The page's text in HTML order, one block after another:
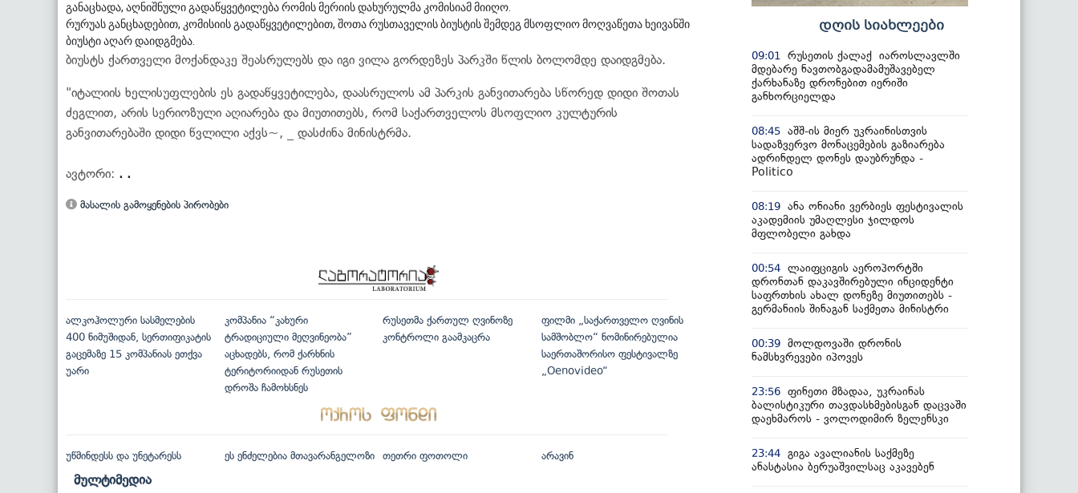
განაცხადა, აღნიშნული გადაწყვეტილება რომის მერიის დახურულმა კომისიამ მიიღო.
რურუას განცხადებით, კომისიის გადაწყვეტილებით, შოთა რუსთაველის ბიუსტის შემდეგ მსოფლიო მოღვაწეთა ხეივანში
ბიუსტი აღარ დაიდგმება.
ბიუსტს ქართველი მოქანდაკე შეასრულებს და იგი ვილა გორდეზეს პარკში წლის ბოლომდე დაიდგმება.
"იტალიის ხელისუფლების ეს გადაწყვეტილება, დაასრულოს ამ პარკის განვითარება სწორედ დიდი შოთას
ძეგლით, არის სერიოზული აღიარება და მიუთითებს, რომ საქართველოს მსოფლიო კულტურის
განვითარებაში დიდი წვლილი აქვს~, _ დასძინა მინისტრმა.
ავტორი: . .
მასალის გამოყენების პირობები
ალკოჰოლური სასმელების
400 ნიმუშიდან, სერთიფიკატის
გაცემაზე 15 კომპანიას ეთქვა
უარი
კომპანია “კახური
ტრადიციული მეღვინეობა”
აცხადებს, რომ ქარხნის
ტერიტორიიდან რუსეთის
დროშა ჩამოხსნეს
რუსეთმა ქართულ ღვინოზე
კონტროლი გაამკაცრა
ფილმი „საქართველო ღვინის
სამშობლო“ ნომინირებულია
საერთაშორისო ფესტივალზე
„Oenovideo“
უწმინდესს და უნეტარესს ეს ენძელებია მთავარანგელოზი თეთრი ფოთოლი არავინ
მულტიმედია
დღის სიახლეები
09:01
რუსეთის ქალაქ იაროსლავლში
მდებარე ნავთობგადამამუშავებელ
ქარხანაზე დრონებით იერიში
განხორციელდა
08:45 აშშ-ის მიერ უკრაინისთვის
სადაზვერვო მონაცემების გაზიარება
ადრინდელ დონეს დაუბრუნდა -
Politico
08:19 ანა ონიანი ვერბიეს ფესტივალის
აკადემიის უმაღლესი ჯილდოს
მფლობელი გახდა
00:54 ლაიფციგის აეროპორტში
დრონთან დაკავშირებული ინციდენტი
საფრთხის ახალ დონეზე მიუთითებს -
გერმანიის შინაგან საქმეთა მინისტრი
00:39 მოლდოვაში დრონის
ნამსხვრევები იპოვეს
23:56 ფინეთი მზადაა, უკრაინას
ბალისტიკური თავდასხმებისგან დაცვაში
დაეხმაროს - ვოლოდიმირ ზელენსკი
23:44 გიგა ავალიანის საქმეზე
ანასტასია ბერუაშვილსაც აკავებენ